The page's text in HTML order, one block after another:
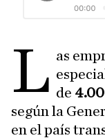
L as
de
según la
en el país